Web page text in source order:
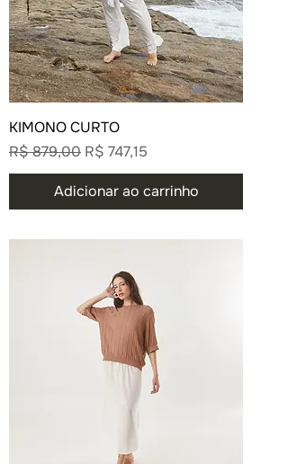
KIMONO CURTO
Preço normal
R$ 879,00 Preço promocional
R$ 747,15
Adicionar ao carrinho